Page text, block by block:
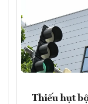
Thiếu hụt